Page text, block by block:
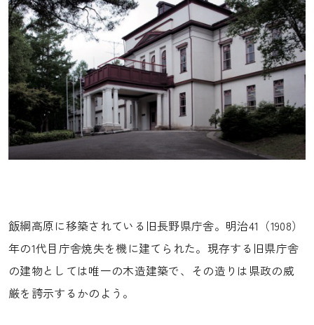
飯綱高原に移築されている旧長野県庁舎。明治41（1908）
年の1代目庁舎焼失を機に建てられた。現存する旧県庁舎
の建物としては唯一の木造建築で、その造りは県政の威
厳を誇示するかのよう。